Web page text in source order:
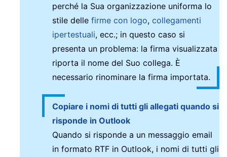
perché la Sua organizzazione uniforma lo
stile delle firme con logo, collegamenti
ipertestuali, ecc.; in questo caso si
presenta un problema: la firma visualizzata
riporta il nome del Suo collega. È
necessario rinominare la firma importata.
Copiare i nomi di tutti gli allegati quando si
risponde in Outlook
Quando si risponde a un messaggio email
in formato RTF in Outlook, i nomi di tutti gli